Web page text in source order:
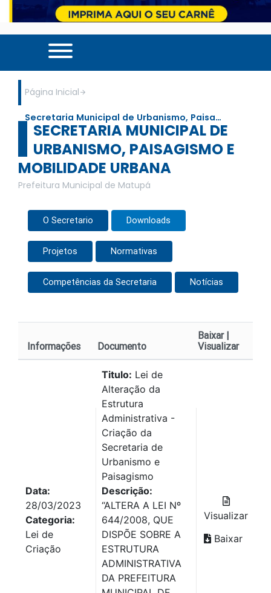
Página Inicial
Secretaria Municipal de Urbanismo, Paisa…
SECRETARIA MUNICIPAL DE
URBANISMO, PAISAGISMO E
MOBILIDADE URBANA
Prefeitura Municipal de Matupá
O Secretario Downloads
Projetos Normativas
Competências da Secretaria Notícias
Informações Documento
Baixar |
Visualizar
Data:
28/03/2023
Categoria:
Lei de
Criação
Titulo: Lei de
Alteração da
Estrutura
Administrativa -
Criação da
Secretaria de
Urbanismo e
Paisagismo
Descrição:
“ALTERA A LEI Nº
644/2008, QUE
DISPÕE SOBRE A
ESTRUTURA
ADMINISTRATIVA
DA PREFEITURA
Visualizar
Baixar